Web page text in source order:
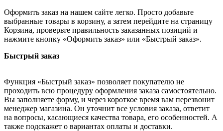
Оформить заказ на нашем сайте легко. Просто добавьте
выбранные товары в корзину, а затем перейдите на страницу
Корзина, проверьте правильность заказанных позиций и
нажмите кнопку «Оформить заказ» или «Быстрый заказ».
Быстрый заказ
Функция «Быстрый заказ» позволяет покупателю не
проходить всю процедуру оформления заказа самостоятельно.
Вы заполняете форму, и через короткое время вам перезвонит
менеджер магазина. Он уточнит все условия заказа, ответит
на вопросы, касающиеся качества товара, его особенностей. А
также подскажет о вариантах оплаты и доставки.